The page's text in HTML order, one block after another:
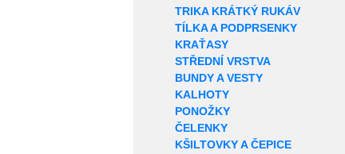
TRIKA KRÁTKÝ RUKÁV
TÍLKA A PODPRSENKY
KRAŤASY
STŘEDNÍ VRSTVA
BUNDY A VESTY
KALHOTY
PONOŽKY
ČELENKY
KŠILTOVKY A ČEPICE